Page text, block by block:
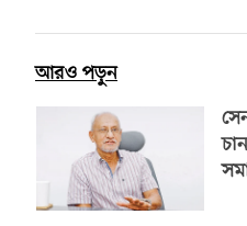
আরও পড়ুন